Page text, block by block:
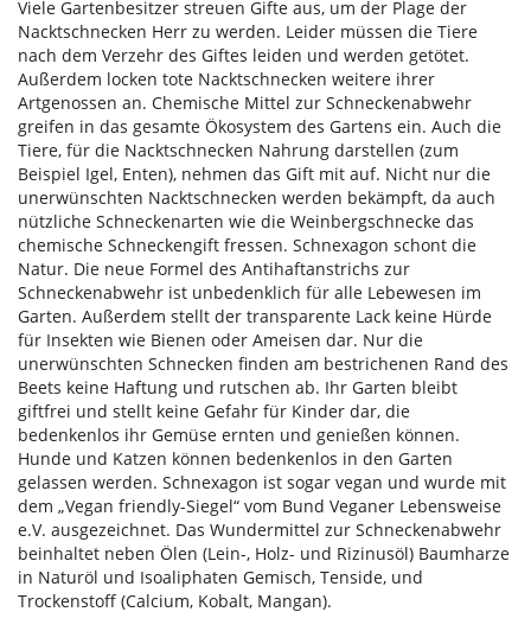
Viele Gartenbesitzer streuen Gifte aus, um der Plage der
Nacktschnecken Herr zu werden. Leider müssen die Tiere
nach dem Verzehr des Giftes leiden und werden getötet.
Außerdem locken tote Nacktschnecken weitere ihrer
Artgenossen an. Chemische Mittel zur Schneckenabwehr
greifen in das gesamte Ökosystem des Gartens ein. Auch die
Tiere, für die Nacktschnecken Nahrung darstellen (zum
Beispiel Igel, Enten), nehmen das Gift mit auf. Nicht nur die
unerwünschten Nacktschnecken werden bekämpft, da auch
nützliche Schneckenarten wie die Weinbergschnecke das
chemische Schneckengift fressen. Schnexagon schont die
Natur. Die neue Formel des Antihaftanstrichs zur
Schneckenabwehr ist unbedenklich für alle Lebewesen im
Garten. Außerdem stellt der transparente Lack keine Hürde
für Insekten wie Bienen oder Ameisen dar. Nur die
unerwünschten Schnecken finden am bestrichenen Rand des
Beets keine Haftung und rutschen ab. Ihr Garten bleibt
giftfrei und stellt keine Gefahr für Kinder dar, die
bedenkenlos ihr Gemüse ernten und genießen können.
Hunde und Katzen können bedenkenlos in den Garten
gelassen werden. Schnexagon ist sogar vegan und wurde mit
dem „Vegan friendly-Siegel“ vom Bund Veganer Lebensweise
e.V. ausgezeichnet. Das Wundermittel zur Schneckenabwehr
beinhaltet neben Ölen (Lein-, Holz- und Rizinusöl) Baumharze
in Naturöl und Isoaliphaten Gemisch, Tenside, und
Trockenstoff (Calcium, Kobalt, Mangan).